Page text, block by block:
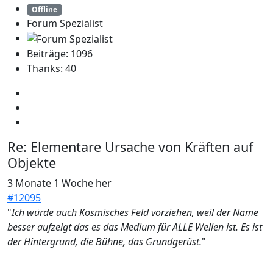
Offline
Forum Spezialist
Beiträge: 1096
Thanks: 40
Re: Elementare Ursache von Kräften auf
Objekte
3 Monate 1 Woche her
#12095
"Ich würde auch Kosmisches Feld vorziehen, weil der Name
besser aufzeigt das es das Medium für ALLE Wellen ist. Es ist
der Hintergrund, die Bühne, das Grundgerüst."